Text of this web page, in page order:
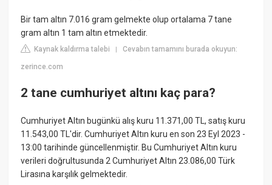
Bir tam altın 7.016 gram gelmekte olup ortalama 7 tane
gram altın 1 tam altın etmektedir.
Kaynak kaldırma talebi |Cevabın tamamını burada okuyun:
zerince.com
2 tane cumhuriyet altını kaç para?
Cumhuriyet Altın bugünkü alış kuru 11.371,00 TL, satış kuru
11.543,00 TL'dir. Cumhuriyet Altın kuru en son 23 Eyl 2023 -
13:00 tarihinde güncellenmiştir. Bu Cumhuriyet Altın kuru
verileri doğrultusunda 2 Cumhuriyet Altın 23.086,00 Türk
Lirasına karşılık gelmektedir.